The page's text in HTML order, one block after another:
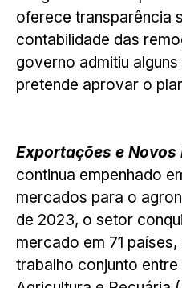
oferece transparência
contabilidade das
governo admitiu
pretende aprovar o
Exportações e
continua empenhado
mercados para o
de 2023, o setor
mercado em 71
trabalho conjunto